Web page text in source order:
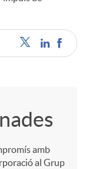
amb
al Grup